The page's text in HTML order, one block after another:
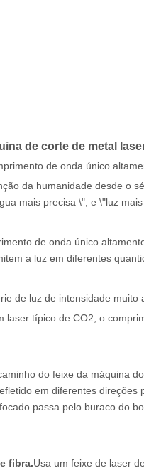
de corte de metal
de onda único
da humanidade desde o
mais precisa \", e \"luz mais
de onda único
a luz em diferentes
de luz de intensidade
laser típico de CO2, o
do feixe da máquina
em diferentes
passa pelo buraco do
fibra.Usa um feixe de laser